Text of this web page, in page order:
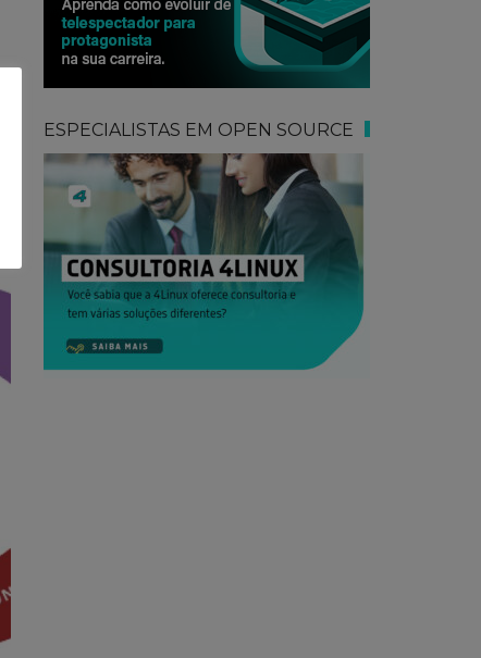
ESPECIALISTAS EM OPEN SOURCE